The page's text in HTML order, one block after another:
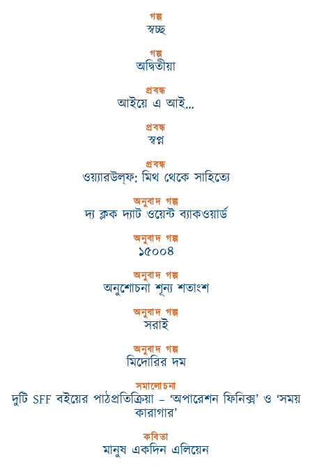
গল্প
স্বচ্ছ
গল্প
অদ্বিতীয়া
প্রবন্ধ
আইয়ে এ আই…
প্রবন্ধ
স্বপ্ন
প্রবন্ধ
ওয়্যারউল্‌ফ: মিথ থেকে সাহিত্যে
অনুবাদ গল্প
দ্য ক্লক দ্যাট ওয়েন্ট ব্যাকওয়ার্ড
অনুবাদ গল্প
১৫০০৪
অনুবাদ গল্প
অনুশোচনা শূন্য শতাংশ
অনুবাদ গল্প
সরাই
অনুবাদ গল্প
মিদোরির দম
সমালোচনা
দুটি SFF বইয়ের পাঠপ্রতিক্রিয়া – ‘অপারেশন ফিনিক্স’ ও ‘সময়
কারাগার’
কবিতা
মানুষ একদিন এলিয়েন